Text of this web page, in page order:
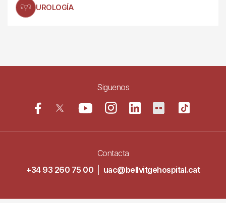
UROLOGÍA
Siguenos
Contacta
+34 93 260 75 00
uac@bellvitgehospital.cat